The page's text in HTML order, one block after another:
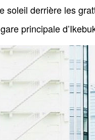
soleil derrière les
principale